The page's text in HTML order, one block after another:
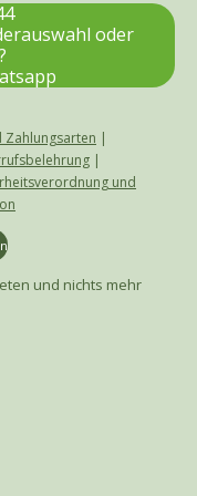
oder
Zahlungsarten |
|
und
und nichts mehr